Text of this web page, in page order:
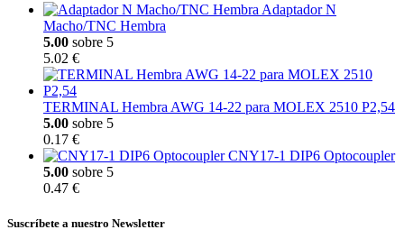
Adaptador N
Macho/TNC Hembra
5.00 sobre 5
5.02 €
TERMINAL Hembra AWG 14-22 para MOLEX 2510 P2,54
5.00 sobre 5
0.17 €
CNY17-1 DIP6 Optocoupler
5.00 sobre 5
0.47 €
Suscríbete a nuestro Newsletter